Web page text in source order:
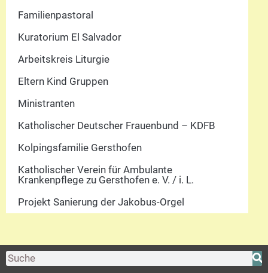
Familienpastoral
Kuratorium El Salvador
Arbeitskreis Liturgie
Eltern Kind Gruppen
Ministranten
Katholischer Deutscher Frauenbund – KDFB
Kolpingsfamilie Gersthofen
Katholischer Verein für Ambulante
Krankenpflege zu Gersthofen e. V. / i. L.
Projekt Sanierung der Jakobus-Orgel